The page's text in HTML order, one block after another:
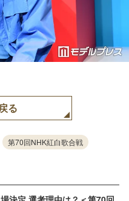
る
第70回NHK紅白歌合戦